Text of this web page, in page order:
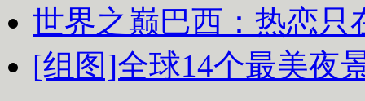
世界之巅巴西：热恋只
[组图]全球14个最美夜